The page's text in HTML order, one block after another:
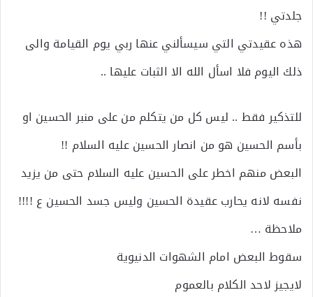
جلدتي !!
هذه عقيدتي التي سيسألني عنها ربي يوم القيامة والى
ذلك اليوم فلا اسأل الله الا الثبات عليها ..
للتذكير فقط .. ليس كل من يتكلم من على منبر الحسين او
بأسم الحسين هو من انصار الحسين عليه السلام !!
البعض منهم اخطر على الحسين عليه السلام حتى من يزيد
نفسه لانه يحارب عقيدة الحسين وليس جسد الحسين ع !!!!
ملاحظة …
سقوط البعض امام الشهوات الدنيوية
لايجيز لاحد الكلام بالعموم